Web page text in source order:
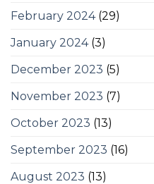
February 2024(29)
January 2024(3)
December 2023 (5)
November 2023 (7)
October 2023 (13)
September 2023 (16)
August 2023 (13)